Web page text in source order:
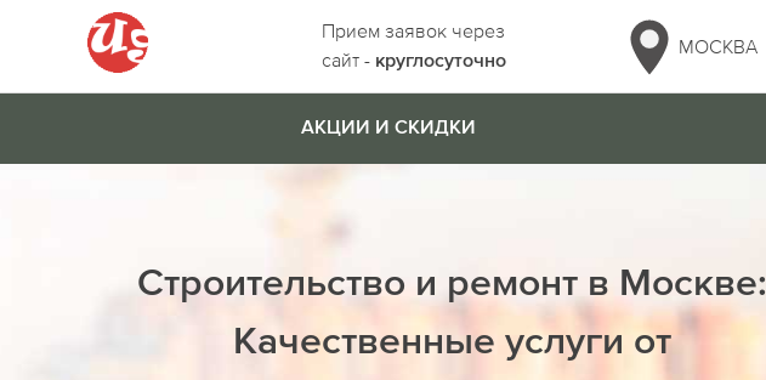
Прием заявок через
сайт - круглосуточно
МОСКВА
АКЦИИ И СКИДКИ
Строительство и ремонт в Москве:
Качественные услуги от